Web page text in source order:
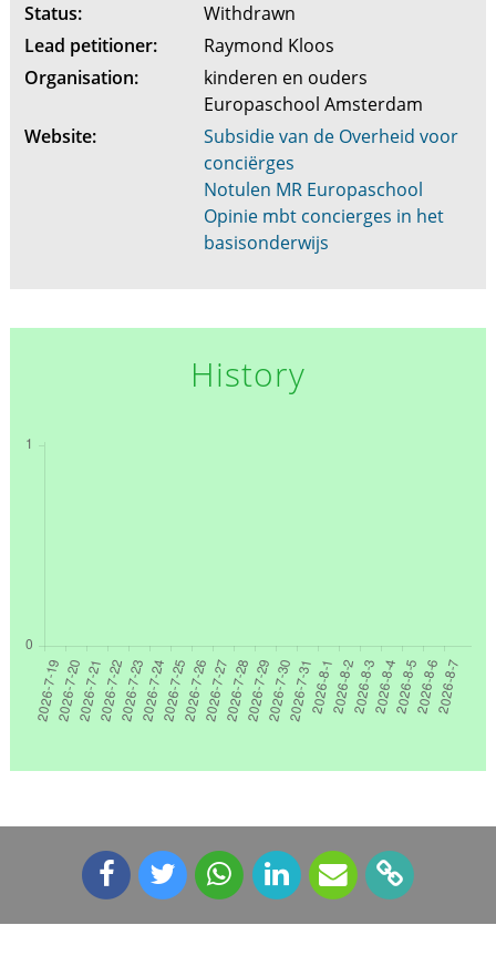
Status:
Withdrawn
Lead petitioner:
Raymond Kloos
Organisation:
kinderen en ouders
Europaschool Amsterdam
Website:
Subsidie van de Overheid voor
conciërges
Notulen MR Europaschool
Opinie mbt concierges in het
basisonderwijs
History